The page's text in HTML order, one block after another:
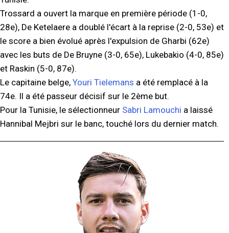
Trossard a ouvert la marque en première période (1-0,
28e), De Ketelaere a doublé l'écart à la reprise (2-0, 53e) et
le score a bien évolué après l'expulsion de Gharbi (62e)
avec les buts de De Bruyne (3-0, 65e), Lukebakio (4-0, 85e)
et Raskin (5-0, 87e).
Le capitaine belge, Youri Tielemans a été remplacé à la
74e. Il a été passeur décisif sur le 2ème but.
Pour la Tunisie, le sélectionneur Sabri Lamouchi a laissé
Hannibal Mejbri sur le banc, touché lors du dernier match.